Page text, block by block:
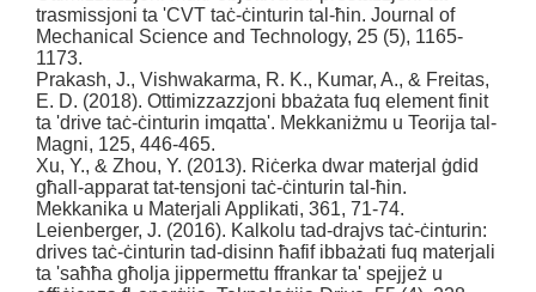
trasmissjoni ta 'CVT taċ-ċinturin tal-ħin. Journal of
Mechanical Science and Technology, 25 (5), 1165-
1173.
Prakash, J., Vishwakarma, R. K., Kumar, A., & Freitas,
E. D. (2018). Ottimizzazzjoni bbażata fuq element finit
ta 'drive taċ-ċinturin imqatta'. Mekkaniżmu u Teorija tal-
Magni, 125, 446-465.
Xu, Y., & Zhou, Y. (2013). Riċerka dwar materjal ġdid
għall-apparat tat-tensjoni taċ-ċinturin tal-ħin.
Mekkanika u Materjali Applikati, 361, 71-74.
Leienberger, J. (2016). Kalkolu tad-drajvs taċ-ċinturin:
drives taċ-ċinturin tad-disinn ħafif ibbażati fuq materjali
ta 'saħħa għolja jippermettu ffrankar ta' spejjeż u